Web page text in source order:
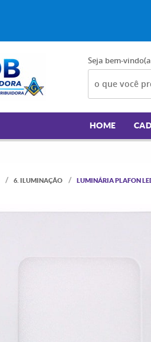
Seja bem-
HOME
6. ILUMINAÇÃO LUMINÁRIA PLAFON